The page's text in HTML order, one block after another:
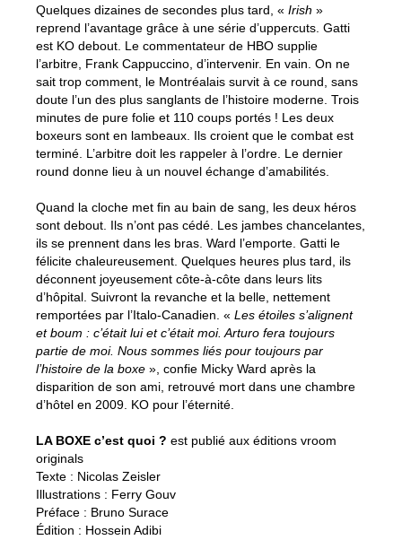
Quelques dizaines de secondes plus tard, « Irish »
reprend l’avantage grâce à une série d’uppercuts. Gatti
est KO debout. Le commentateur de HBO supplie
l’arbitre, Frank Cappuccino, d’intervenir. En vain. On ne
sait trop comment, le Montréalais survit à ce round, sans
doute l’un des plus sanglants de l’histoire moderne. Trois
minutes de pure folie et 110 coups portés ! Les deux
boxeurs sont en lambeaux. Ils croient que le combat est
terminé. L’arbitre doit les rappeler à l’ordre. Le dernier
round donne lieu à un nouvel échange d’amabilités.
Quand la cloche met fin au bain de sang, les deux héros
sont debout. Ils n’ont pas cédé. Les jambes chancelantes,
ils se prennent dans les bras. Ward l’emporte. Gatti le
félicite chaleureusement. Quelques heures plus tard, ils
déconnent joyeusement côte-à-côte dans leurs lits
d’hôpital. Suivront la revanche et la belle, nettement
remportées par l’Italo-Canadien. « Les étoiles s’alignent
et boum : c’était lui et c’était moi. Arturo fera toujours
partie de moi. Nous sommes liés pour toujours par
l’histoire de la boxe », confie Micky Ward après la
disparition de son ami, retrouvé mort dans une chambre
d’hôtel en 2009. KO pour l’éternité.
LA BOXE c’est quoi ? est publié aux éditions vroom
originals
Texte : Nicolas Zeisler
Illustrations : Ferry Gouv
Préface : Bruno Surace
Édition : Hossein Adibi